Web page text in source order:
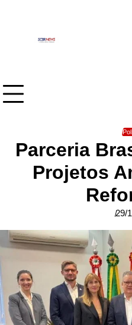
Parceria
Projetos
29/